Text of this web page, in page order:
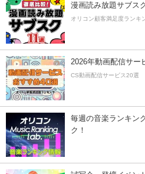
漫画読み放題サブス
オリコン顧客満足度ランキ
2026年動画配信サー
CS動画配信サービス20選
毎週の音楽ランキン
ク！